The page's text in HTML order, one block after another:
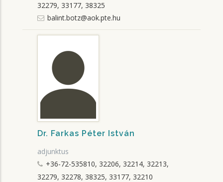
32279, 33177, 38325
balint.botz@aok.pte.hu
Dr. Farkas Péter István
adjunktus
+36-72-535810, 32206, 32214, 32213,
32279, 32278, 38325, 33177, 32210